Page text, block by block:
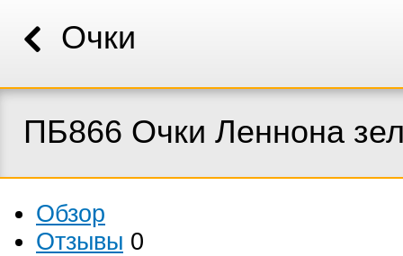
Очки
ПБ866 Очки Леннона
Обзор
Отзывы 0